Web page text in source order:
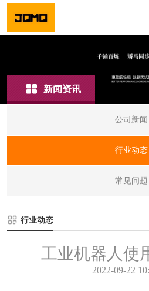
新闻资讯
公司新闻
行业动态
常见问题
行业动态
工业机器人使
2022-09-22